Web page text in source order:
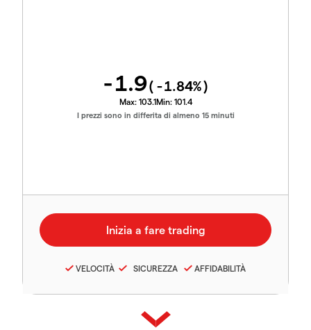
-1.9( -1.84%)
Max: 103.1Min: 101.4
I prezzi sono in differita di almeno 15 minuti
VELOCITÀ SICUREZZA AFFIDABILITÀ